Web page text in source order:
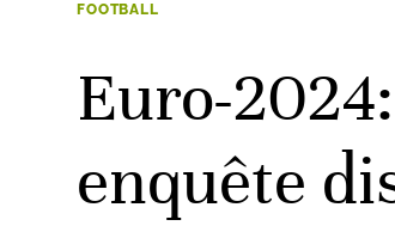
FOOTBALL
Euro-
enquête